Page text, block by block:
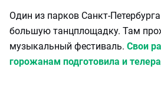
Один из парков Санкт-
большую танцплощадку. Там
музыкальный фестиваль. Свои
горожанам подготовила и